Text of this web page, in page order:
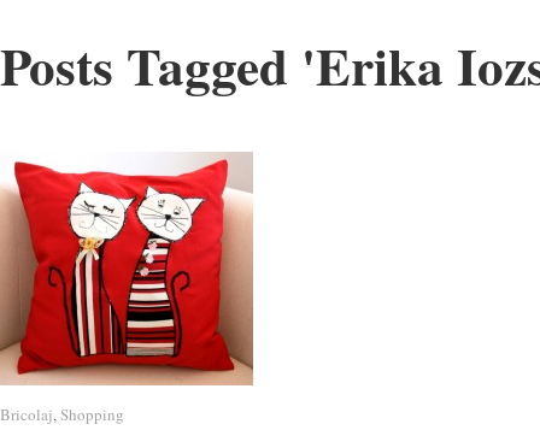
Posts Tagged 'Erika
Bricolaj,Shopping
Bricolaj Shopping